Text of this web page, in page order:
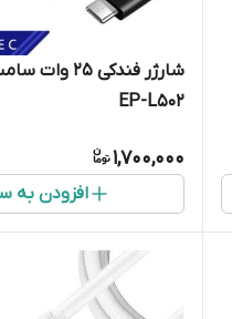
شارژر فندکی
EP-L502
1,700,000
افزودن به